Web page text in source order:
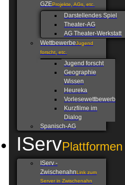
GZEProjekte, AGs, etc.
Darstellendes Spiel
Theater-AG
AG Theater-Werkstatt
WettbewerbeJugend
forscht, etc.
Jugend forscht
Geographie
Wissen
Heureka
Vorlesewettbewerb
Kurzfilme im
Dialog
Spanisch-AG
IServ
IServ -
ZwischenahnLink zum
Server in Zwischenahn